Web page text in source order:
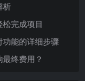
析
完成项目
能的详细步骤
终费用？